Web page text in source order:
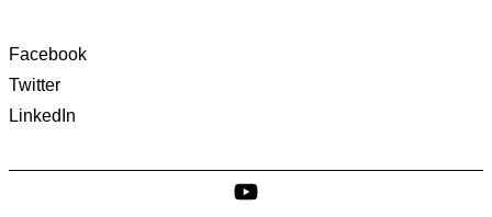
Facebook
Twitter
LinkedIn